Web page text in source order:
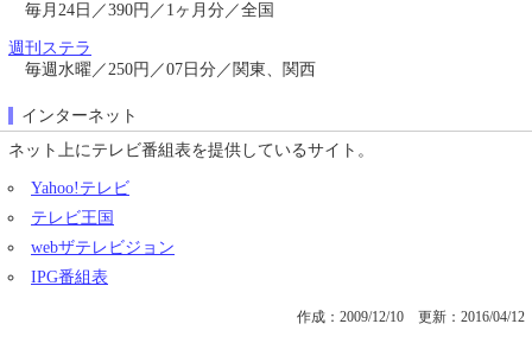
毎月24日／390円／1ヶ月分／全国
週刊ステラ
毎週水曜／250円／07日分／関東、関西
インターネット
ネット上にテレビ番組表を提供しているサイト。
Yahoo!テレビ
テレビ王国
webザテレビジョン
IPG番組表
作成：2009/12/10 更新：2016/04/12